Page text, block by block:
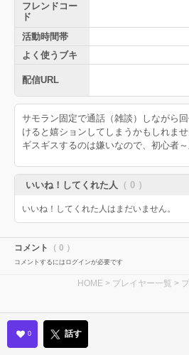
フレンドコー
ド
活動時間帯
よく使うブキ
配信URL
サモラン固定で通話（雑談）しながら
けると嬉ションしてしまうかもしれま
ギスギスするのは嫌いなので、初心者
いいね！してくれた人 （ 0 ）
いいね！してくれた人はまだいません。
コメント （ 0 ）
コメントするにはログインが必要です
HOME > プレイヤー一覧 >
0 話す